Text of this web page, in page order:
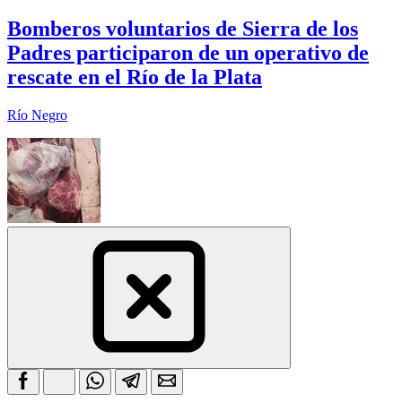
Bomberos voluntarios de Sierra de los
Padres participaron de un operativo de
rescate en el Río de la Plata
Río Negro